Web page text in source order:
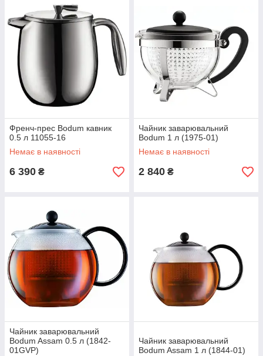
Френч-прес Bodum кавник
0.5 л 11055-16
Немає в наявності
6 390 ₴
Чайник заварювальний
Bodum 1 л (1975-01)
Немає в наявності
2 840 ₴
Чайник заварювальний
Bodum Assam 0.5 л (1842-
01GVP)
Чайник заварювальний
Bodum Assam 1 л (1844-01)